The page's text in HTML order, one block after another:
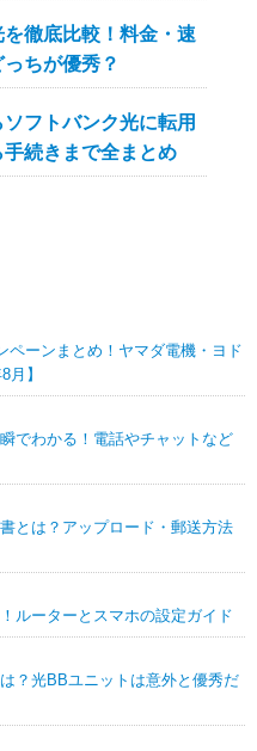
徹底比較！料金・速
ちが優秀？
フトバンク光に転用
続きまで全まとめ
ペーンまとめ！ヤマダ電機・ヨド
】
でわかる！電話やチャットなど
とは？アップロード・郵送方法
ルーターとスマホの設定ガイド
？光BBユニットは意外と優秀だ